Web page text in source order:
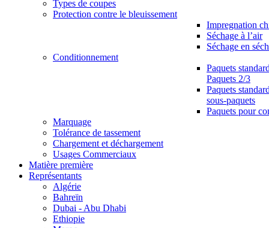
Types de coupes
Protection contre le bleuissement
Impregnation
Séchage à l’air
Séchage en
Conditionnement
Paquets
Paquets 2/3
Paquets
sous-paquets
Paquets pour
Marquage
Tolérance de tassement
Chargement et déchargement
Usages Commerciaux
Matière première
Représentants
Algérie
Bahreïn
Dubai - Abu Dhabi
Ethiopie